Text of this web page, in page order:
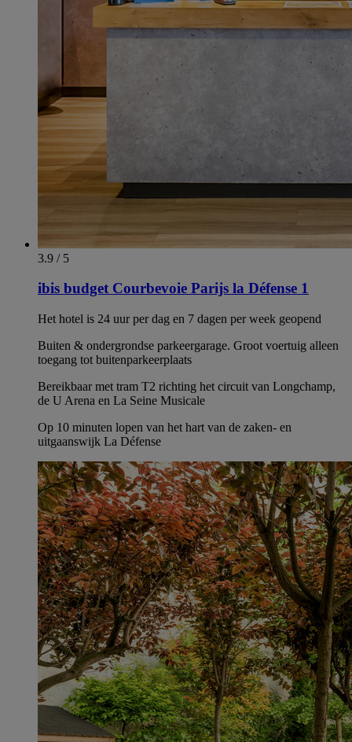
3.9 / 5
ibis budget Courbevoie Parijs la Défense 1
Het hotel is 24 uur per dag en 7 dagen per week geopend
Buiten & ondergrondse parkeergarage. Groot voertuig alleen
toegang tot buitenparkeerplaats
Bereikbaar met tram T2 richting het circuit van Longchamp,
de U Arena en La Seine Musicale
Op 10 minuten lopen van het hart van de zaken- en
uitgaanswijk La Défense